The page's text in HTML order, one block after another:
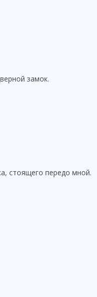
замок.
стоящего передо мной.